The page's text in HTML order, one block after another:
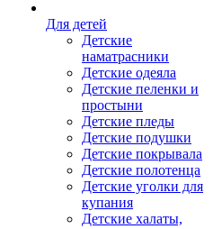
Для детей
Детские
наматрасники
Детские одеяла
Детские пеленки и
простыни
Детские пледы
Детские подушки
Детские покрывала
Детские полотенца
Детские уголки для
купания
Детские халаты,